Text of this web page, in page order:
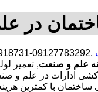
در
علم و صنعت, تعمیر
ادارات در علم و
با کمترین هزینه